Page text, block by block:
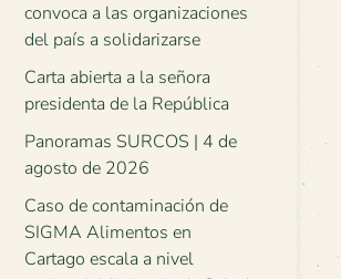
convoca a las organizaciones
del país a solidarizarse
Carta abierta a la señora
presidenta de la República
Panoramas SURCOS | 4 de
agosto de 2026
Caso de contaminación de
SIGMA Alimentos en
Cartago escala a nivel